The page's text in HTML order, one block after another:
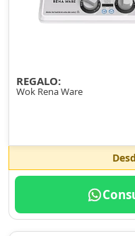
REGALO:
Wok Rena Ware